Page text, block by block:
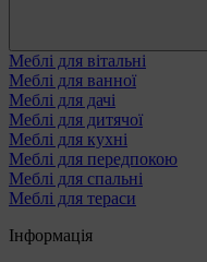
Меблі для вітальні
Меблі для ванної
Меблі для дачі
Меблі для дитячої
Меблі для кухні
Меблі для передпокою
Меблі для спальні
Меблі для тераси
Інформація